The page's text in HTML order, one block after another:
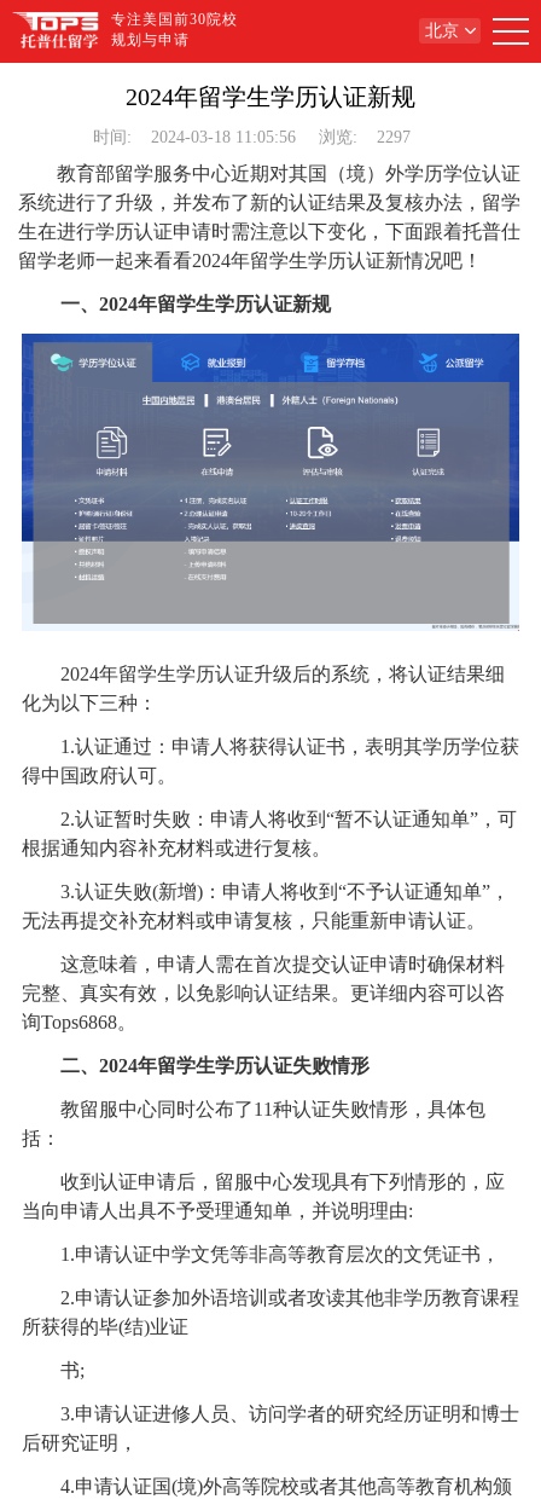
专注美国前30院校
规划与申请
北京
2024年留学生学历认证新规
时间: 2024-03-18 11:05:56 浏览: 2297
教育部留学服务中心近期对其国（境）外学历学位认证
系统进行了升级，并发布了新的认证结果及复核办法，留学
生在进行学历认证申请时需注意以下变化，下面跟着托普仕
留学老师一起来看看2024年留学生学历认证新情况吧！
一、2024年留学生学历认证新规
2024年留学生学历认证升级后的系统，将认证结果细
化为以下三种：
1.认证通过：申请人将获得认证书，表明其学历学位获
得中国政府认可。
2.认证暂时失败：申请人将收到“暂不认证通知单”，可
根据通知内容补充材料或进行复核。
3.认证失败(新增)：申请人将收到“不予认证通知单”，
无法再提交补充材料或申请复核，只能重新申请认证。
这意味着，申请人需在首次提交认证申请时确保材料
完整、真实有效，以免影响认证结果。更详细内容可以咨
询Tops6868。
二、2024年留学生学历认证失败情形
教留服中心同时公布了11种认证失败情形，具体包
括：
收到认证申请后，留服中心发现具有下列情形的，应
当向申请人出具不予受理通知单，并说明理由:
1.申请认证中学文凭等非高等教育层次的文凭证书，
2.申请认证参加外语培训或者攻读其他非学历教育课程
所获得的毕(结)业证
书;
3.申请认证进修人员、访问学者的研究经历证明和博士
后研究证明，
4.申请认证国(境)外高等院校或者其他高等教育机构颁